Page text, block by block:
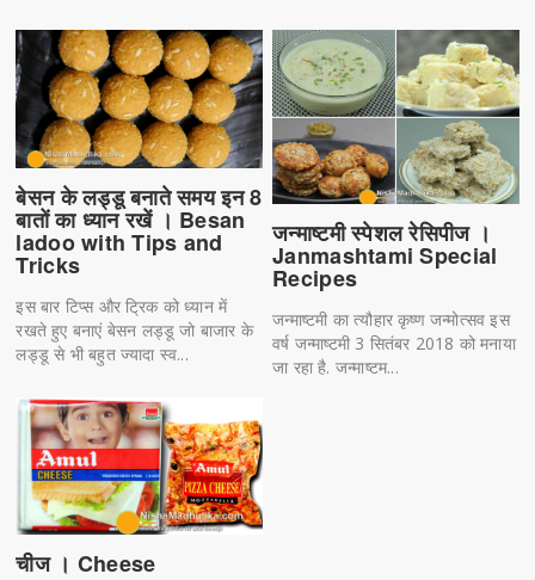
बेसन के लड्डू बनाते समय इन 8
बातों का ध्यान रखें । Besan
ladoo with Tips and
Tricks
इस बार टिप्स और ट्रिक को ध्यान में
रखते हुए बनाएं बेसन लड्डू जो बाजार के
लड्डू से भी बहुत ज्यादा स्व...
जन्माष्टमी स्पेशल रेसिपीज ।
Janmashtami Special
Recipes
जन्माष्टमी का त्यौहार कृष्ण जन्मोत्सव इस
वर्ष जन्माष्टमी 3 सितंबर 2018 को मनाया
जा रहा है. जन्माष्टम...
चीज । Cheese